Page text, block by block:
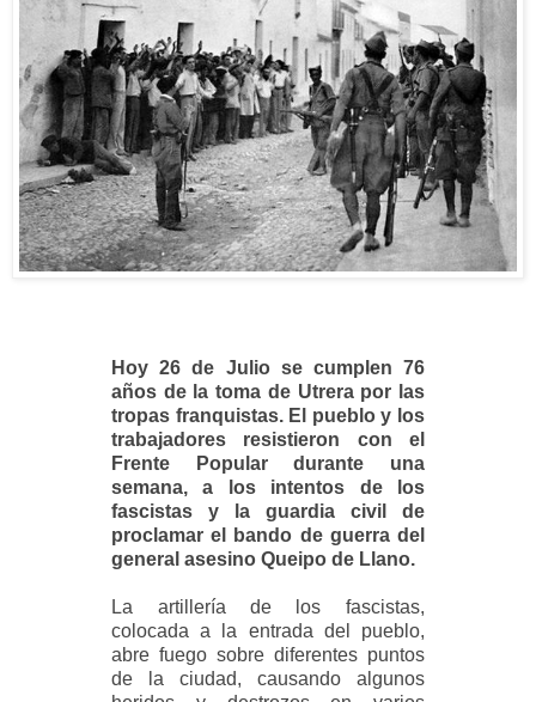
Hoy 26 de Julio se cumplen 76
años de la toma de Utrera por las
tropas franquistas. El pueblo y los
trabajadores resistieron con el
Frente Popular durante una
semana, a los intentos de los
fascistas y la guardia civil de
proclamar el bando de guerra del
general asesino Queipo de Llano.
La artillería de los fascistas,
colocada a la entrada del pueblo,
abre fuego sobre diferentes puntos
de la ciudad, causando algunos